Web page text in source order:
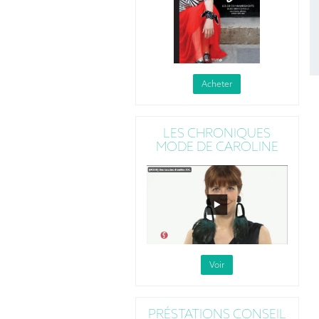
Acheter
LES CHRONIQUES
MODE DE CAROLINE
Voir
PRÉSTATIONS CONSEIL